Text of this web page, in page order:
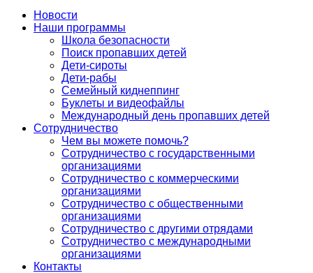
Новости
Наши программы
Школа безопасности
Поиск пропавших детей
Дети-сироты
Дети-рабы
Семейный киднеппинг
Буклеты и видеофайлы
Международный день пропавших детей
Сотрудничество
Чем вы можете помочь?
Сотрудничество с государственными
организациями
Сотрудничество с коммерческими
организациями
Сотрудничество с общественными
организациями
Сотрудничество с другими отрядами
Сотрудничество с международными
организациями
Контакты